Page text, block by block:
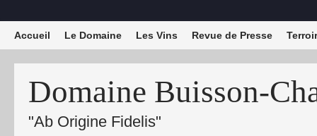
Domaine Buisson-
"Ab Origine Fidelis"
Accueil Le Domaine Les Vins Revue de Presse